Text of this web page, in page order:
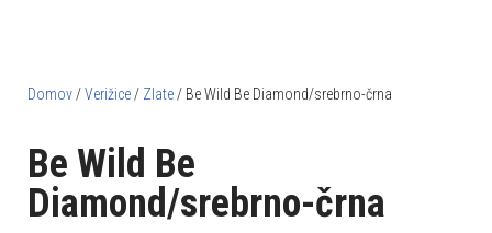
Domov /Verižice / Zlate / Be Wild Be Diamond/srebrno-črna
Be Wild Be
Diamond/srebrno-črna